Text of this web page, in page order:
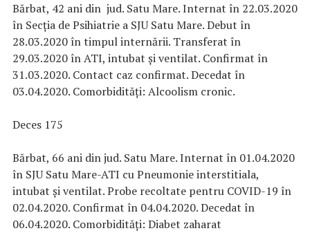
Bărbat, 42 ani din jud. Satu Mare. Internat în 22.03.2020
în Secția de Psihiatrie a SJU Satu Mare. Debut în
28.03.2020 în timpul internării. Transferat în
29.03.2020 în ATI, intubat și ventilat. Confirmat în
31.03.2020. Contact caz confirmat. Decedat în
03.04.2020. Comorbidități: Alcoolism cronic.
Deces 175
Bărbat, 66 ani din jud. Satu Mare. Internat în 01.04.2020
în SJU Satu Mare-ATI cu Pneumonie interstitiala,
intubat și ventilat. Probe recoltate pentru COVID-19 în
02.04.2020. Confirmat în 04.04.2020. Decedat în
06.04.2020. Comorbidități: Diabet zaharat